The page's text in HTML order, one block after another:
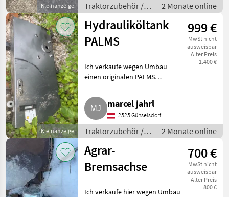
Kleinanzeige
Traktorzubehör /
Sonstiges
Traktorzubehör
2 Monate online
Kleinanzeige
Hydrauliköltank
PALMS
999 €
MwSt nicht
ausweisbar
Alter Preis
1.400 €
Ich verkaufe wegen Umbau
einen originalen PALMS
Rungenwagen, Rückwagen mit
einem Volumen von 100 l. NP
2.000 €. Traktorzubehör Sonstig
marcel jahrl
2525 Günselsdorf
Traktorzubehör /
Sonstiges
Traktorzubehör
2 Monate online
Agrar-
Bremsachse
700 €
MwSt nicht
ausweisbar
Alter Preis
800 €
Ich verkaufe hier wegen Umbau